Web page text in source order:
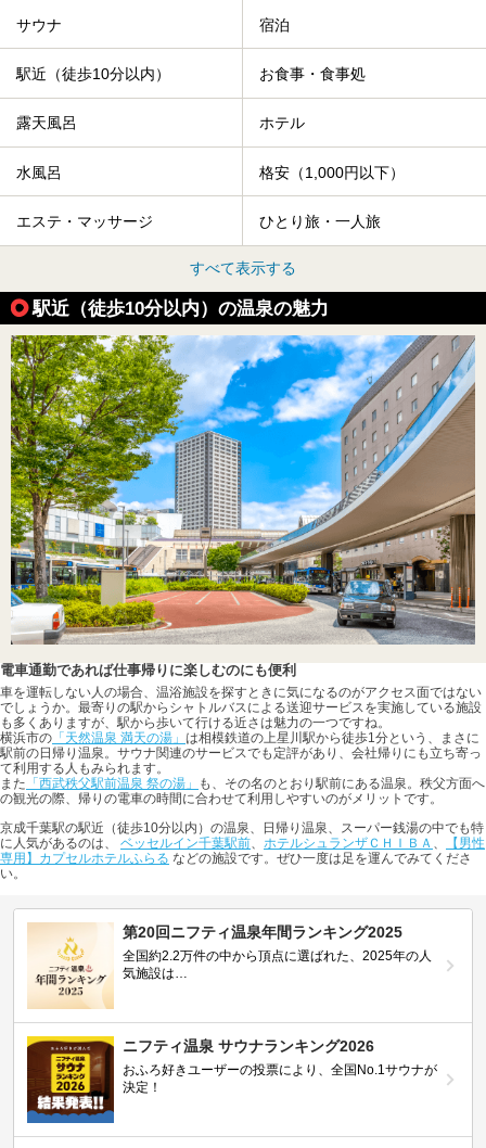
サウナ 宿泊
駅近（徒歩10分以内） お食事・食事処
露天風呂 ホテル
水風呂 格安（1,000円以下）
エステ・マッサージ ひとり旅・一人旅
すべて表示する
駅近（徒歩10分以内）の温泉の魅力
電車通勤であれば仕事帰りに楽しむのにも便利
車を運転しない人の場合、温浴施設を探すときに気になるのがアクセス面ではない
でしょうか。最寄りの駅からシャトルバスによる送迎サービスを実施している施設
も多くありますが、駅から歩いて行ける近さは魅力の一つですね。
横浜市の 「天然温泉 満天の湯」 は相模鉄道の上星川駅から徒歩1分という、まさに
駅前の日帰り温泉。サウナ関連のサービスでも定評があり、会社帰りにも立ち寄っ
て利用する人もみられます。
また 「西武秩父駅前温泉 祭の湯」
も、その名のとおり駅前にある温泉。秩父方面へ
の観光の際、帰りの電車の時間に合わせて利用しやすいのがメリットです。
京成千葉駅の駅近（徒歩10分以内）の温泉、日帰り温泉、スーパー銭湯の中でも特
に人気があるのは、 ベッセルイン千葉駅前、 ホテルシュランザＣＨＩＢＡ 、
【男性
専用】カプセルホテルふらる などの施設です。ぜひ一度は足を運んでみてくださ
い。
第20回ニフティ温泉年間ランキング2025
全国約2.2万件の中から頂点に選ばれた、2025年の人
気施設は…
ニフティ温泉 サウナランキング2026
おふろ好きユーザーの投票により、全国No.1サウナが
決定！